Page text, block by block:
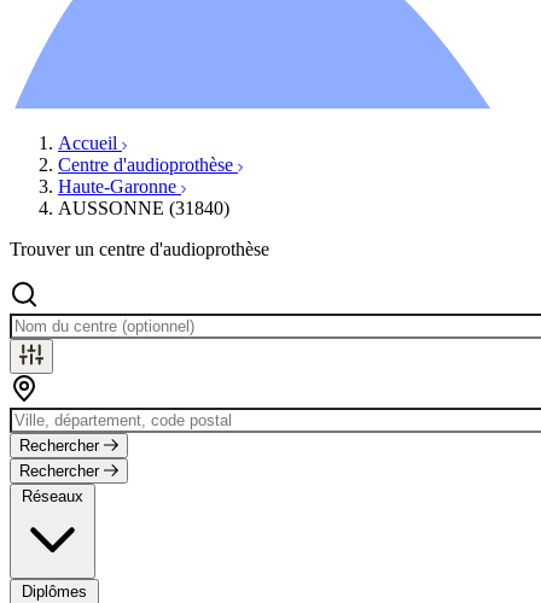
Évènements
Accueil
Centre d'audioprothèse
Haute-Garonne
AUSSONNE (31840)
Trouver un centre d'audioprothèse
Rechercher
Rechercher
Réseaux
Diplômes